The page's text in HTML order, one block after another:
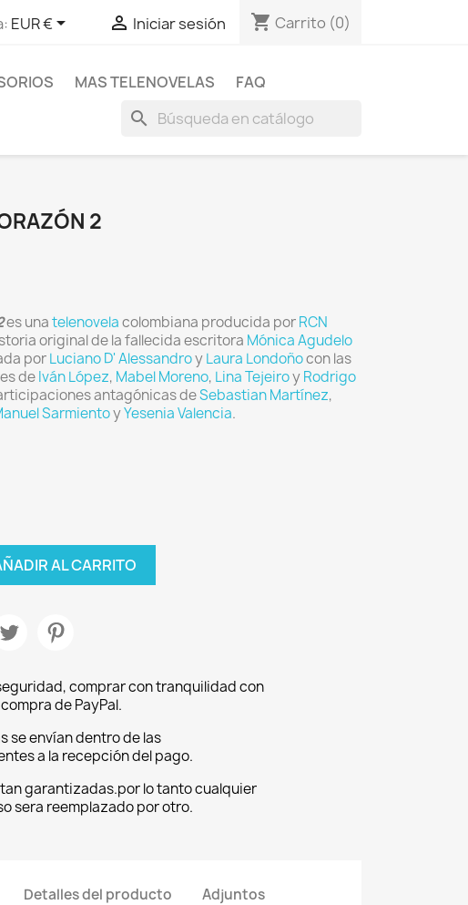
EUR €  Iniciar sesión shopping_cart Carrito (0)
MAS TELENOVELAS FAQ
search
2
es unatelenovelacolombiana producida porRCN
original de la fallecida escritora Mónica Agudelo
porLuciano D' AlessandroyLaura Londoñocon las
deIván López, Mabel Moreno, Lina TejeiroyRodrigo
antagónicas deSebastian Martínez,
SarmientoyYesenia Valencia.
AL CARRITO
comprar con tranquilidad con
de PayPal.
se envían dentro de las
a la recepción del pago.
garantizadas.por lo tanto cualquier
sera reemplazado por otro.
Detalles del producto Adjuntos